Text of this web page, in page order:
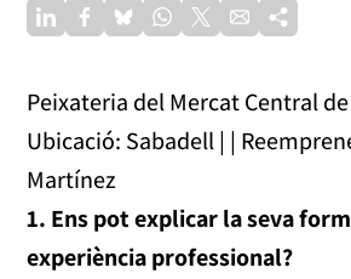
Peixateria del Mercat Central
Ubicació: Sabadell | |
Martínez
1. Ens pot explicar la seva
experiència professional?